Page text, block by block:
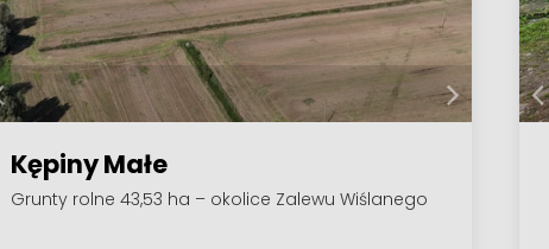
Kępiny Małe
Grunty rolne 43,53 ha – okolice Zalewu Wiślanego